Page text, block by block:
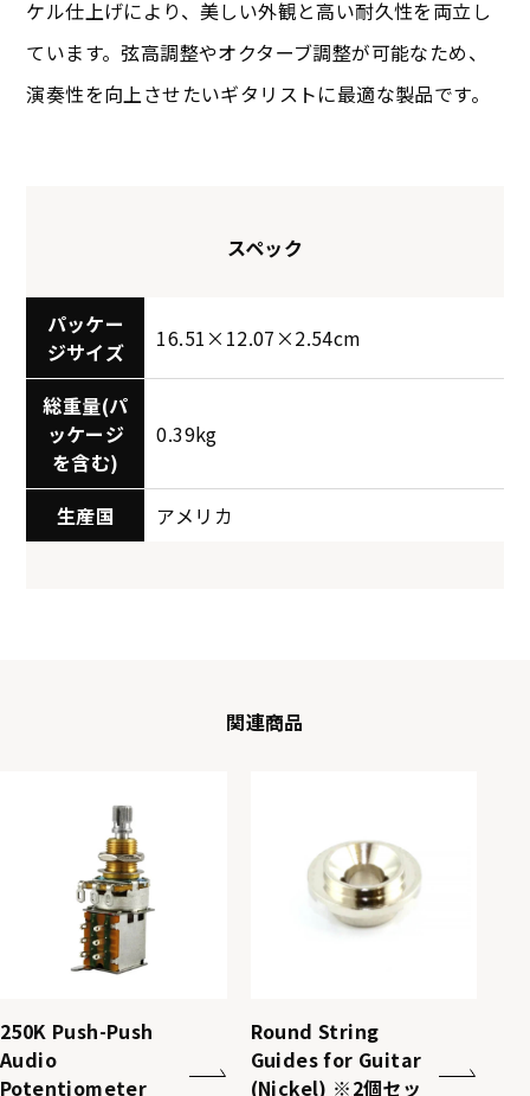
ケル仕上げにより、美しい外観と高い耐久性を両立し
ています。弦高調整やオクターブ調整が可能なため、
演奏性を向上させたいギタリストに最適な製品です。
スペック
パッケー
ジサイズ
16.51×12.07×2.54cm
総重量(パ
ッケージ
を含む)
0.39kg
生産国 アメリカ
関連商品
250K Push-Push
Audio
Potentiometer
Round String
Guides for Guitar
(Nickel) ※2個セッ